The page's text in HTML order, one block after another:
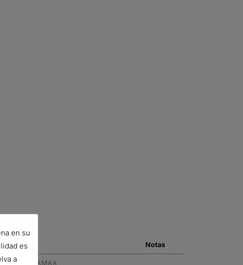
Notas
ON DURAMAX
en su
es
a